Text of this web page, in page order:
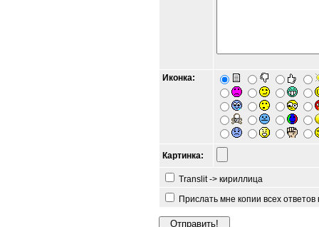
Иконка:
Картинка:
Translit -> кириллица
Прислать мне копии всех